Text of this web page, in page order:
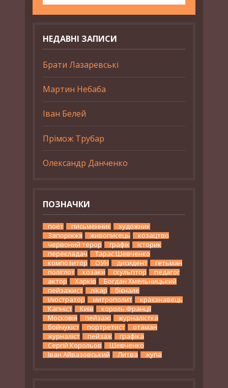
НЕДАВНІ ЗАПИСИ
Брати Лазаревські
Мартин Небаба
Іван Белей
Прімож Трубар
Олександр Данченко
ПОЗНАЧКИ
поет письменник
художник
Запоріжжя
живописець
козацтво
червоний терор
графік
історик
перекладач
Тарас Шевченко
композитор
ОУН дисидент
гетьман
поліглот
козаки скульптор
педагог
актор
Харків
Богдан Хмельницький
пейзажист
лікар
бієнале
ілюстратор
митрополит
краєзнавець
Капніст
Київ
король Франції
Московія
пейзажі
журналістка
бойчукіст
портретист
отаман
журналіст
пейзаж
графіка
Сергій Корольов
Шевченко
Іван Айвазовський
Литва жупа